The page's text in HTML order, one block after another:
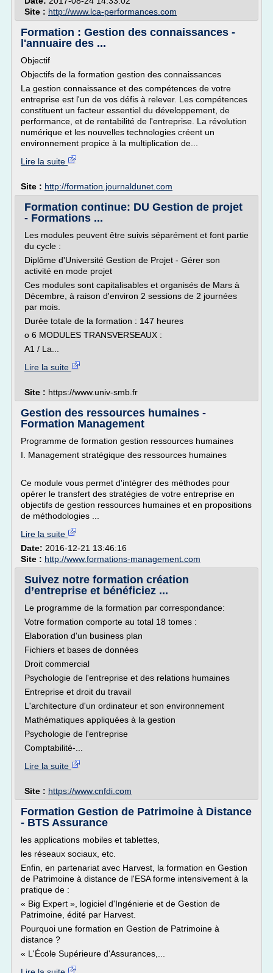
Site : http://www.lca-performances.com
Formation : Gestion des connaissances -
l'annuaire des ...
Objectif
Objectifs de la formation gestion des connaissances
La gestion connaissance et des compétences de votre
entreprise est l'un de vos défis à relever. Les compétences
constituent un facteur essentiel du développement, de
performance, et de rentabilité de l'entreprise. La révolution
numérique et les nouvelles technologies créent un
environnement propice à la multiplication de...
Lire la suite
Site : http://formation.journaldunet.com
Formation continue: DU Gestion de projet
- Formations ...
Les modules peuvent être suivis séparément et font partie
du cycle :
Diplôme d'Université Gestion de Projet - Gérer son
activité en mode projet
Ces modules sont capitalisables et organisés de Mars à
Décembre, à raison d'environ 2 sessions de 2 journées
par mois.
Durée totale de la formation : 147 heures
o 6 MODULES TRANSVERSEAUX :
A1 / La...
Lire la suite
Site : https://www.univ-smb.fr
Gestion des ressources humaines -
Formation Management
Programme de formation gestion ressources humaines
I. Management stratégique des ressources humaines
Ce module vous permet d'intégrer des méthodes pour
opérer le transfert des stratégies de votre entreprise en
objectifs de gestion ressources humaines et en propositions
de méthodologies ...
Lire la suite
Date: 2016-12-21 13:46:16
Site : http://www.formations-management.com
Suivez notre formation création
d’entreprise et bénéficiez ...
Le programme de la formation par correspondance:
Votre formation comporte au total 18 tomes :
Elaboration d'un business plan
Fichiers et bases de données
Droit commercial
Psychologie de l'entreprise et des relations humaines
Entreprise et droit du travail
L'architecture d'un ordinateur et son environnement
Mathématiques appliquées à la gestion
Psychologie de l'entreprise
Comptabilité-...
Lire la suite
Site : https://www.cnfdi.com
Formation Gestion de Patrimoine à Distance
- BTS Assurance
les applications mobiles et tablettes,
les réseaux sociaux, etc.
Enfin, en partenariat avec Harvest, la formation en Gestion
de Patrimoine à distance de l'ESA forme intensivement à la
pratique de :
« Big Expert », logiciel d'Ingénierie et de Gestion de
Patrimoine, édité par Harvest.
Pourquoi une formation en Gestion de Patrimoine à
distance ?
« L'École Supérieure d'Assurances,...